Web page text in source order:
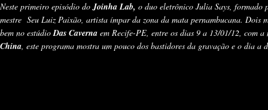
Neste primeiro episódio doJoinha Lab, o duo eletrônico Julia Says, formado
mestre Seu Luiz Paixão, artista ímpar da zona da mata pernambucana. Dois
bem no estúdioDas Caverna em Recife-PE, entre os dias 9 a 13/01/12, com
China, este programa mostra um pouco dos bastidores da gravação e o dia